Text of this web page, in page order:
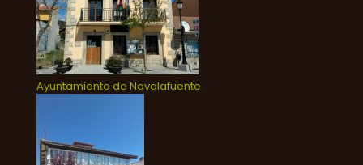
Ayuntamiento de Navalafuente